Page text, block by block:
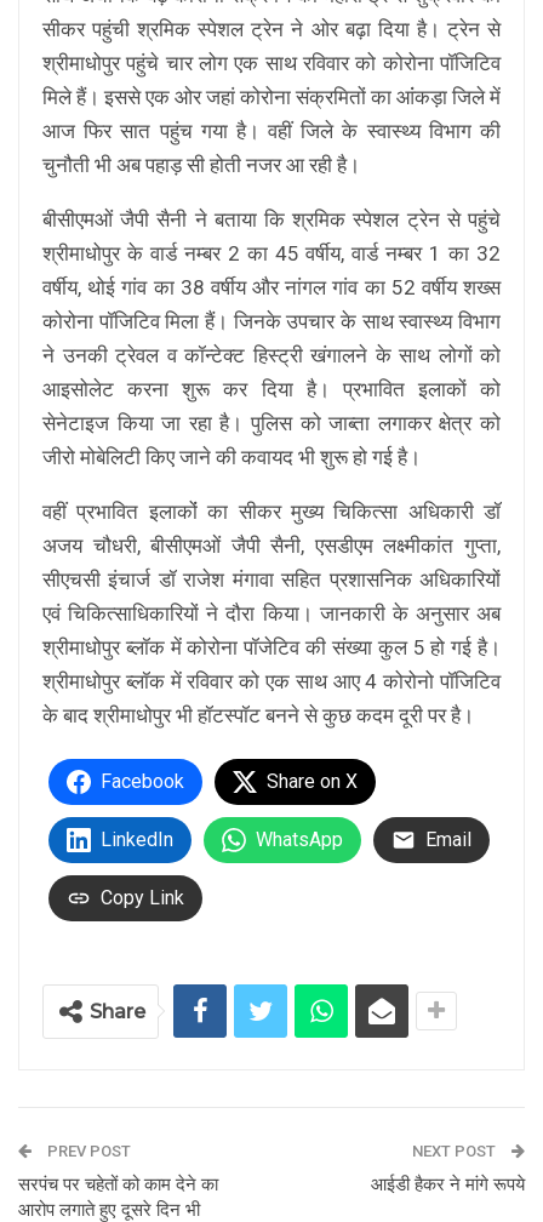
सीकर पहुंची श्रमिक स्पेशल ट्रेन ने ओर बढ़ा दिया है। ट्रेन से
श्रीमाधोपुर पहुंचे चार लोग एक साथ रविवार को कोरोना पॉजिटिव
मिले हैं। इससे एक ओर जहां कोरोना संक्रमितों का आंंकड़ा जिले में
आज फिर सात पहुंच गया है। वहीं जिले के स्वास्थ्य विभाग की
चुनौती भी अब पहाड़ सी होती नजर आ रही है।
बीसीएमओं जैपी सैनी ने बताया कि श्रमिक स्पेशल ट्रेन से पहुंचे
श्रीमाधोपुर के वार्ड नम्बर 2 का 45 वर्षीय, वार्ड नम्बर 1 का 32
वर्षीय, थोई गांव का 38 वर्षीय और नांगल गांव का 52 वर्षीय शख्स
कोरोना पॉजिटिव मिला हैं। जिनके उपचार के साथ स्वास्थ्य विभाग
ने उनकी ट्रेवल व कॉन्टेक्ट हिस्ट्री खंगालने के साथ लोगों को
आइसोलेट करना शुरू कर दिया है। प्रभावित इलाकों को
सेनेटाइज किया जा रहा है। पुलिस को जाब्ता लगाकर क्षेत्र को
जीरो मोबेलिटी किए जाने की कवायद भी शुरू हो गई है।
वहीं प्रभावित इलाकोंं का सीकर मुख्य चिकित्सा अधिकारी डॉ
अजय चौधरी, बीसीएमओं जैपी सैनी, एसडीएम लक्ष्मीकांत गुप्ता,
सीएचसी इंचार्ज डॉ राजेश मंगावा सहित प्रशासनिक अधिकारियों
एवं चिकित्साधिकारियों ने दौरा किया। जानकारी के अनुसार अब
श्रीमाधोपुर ब्लॉक में कोरोना पॉजेटिव की संख्या कुल 5 हो गई है।
श्रीमाधोपुर ब्लॉक में रविवार को एक साथ आए 4 कोरोनो पॉजिटिव
के बाद श्रीमाधोपुर भी हॉटस्पॉट बनने से कुछ कदम दूरी पर है।
Facebook Share on X
LinkedIn WhatsApp Email
Copy Link
Share
PREV POST
सरपंच पर चहेतों को काम देने का
आरोप लगाते हुए दूसरे दिन भी
NEXT POST
आईडी हैकर ने मांगे रूपये